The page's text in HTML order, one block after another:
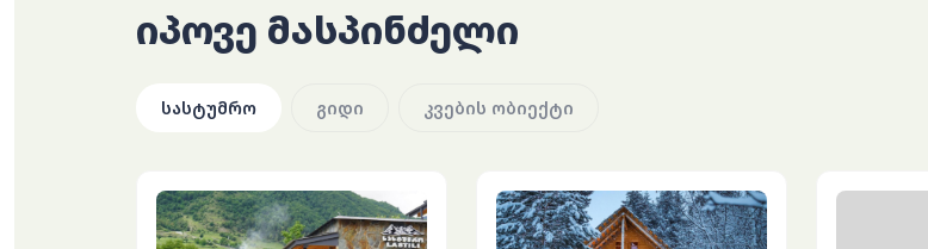
იპოვე მასპინძელი
სასტუმრო გიდი კვების ობიექტი